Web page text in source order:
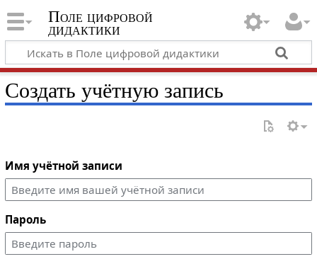
Поле цифровой
дидактики
Создать учётную запись
Имя учётной записи
Пароль